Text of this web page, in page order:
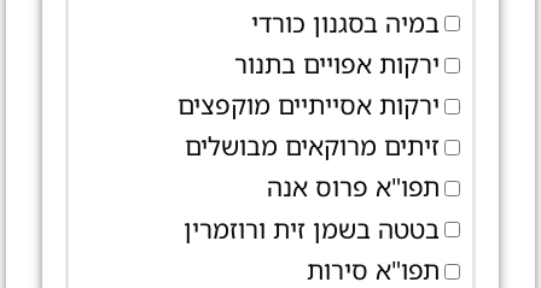
במיה בסגנון כורדי
ירקות אפויים בתנור
ירקות אסייתיים מוקפצים
זיתים מרוקאים מבושלים
תפו"א פרוס אנה
בטטה בשמן זית ורוזמרין
תפו"א סירות